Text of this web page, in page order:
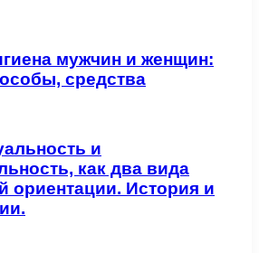
мужчин и женщин:
средства
и
как два вида
ориентации. История и